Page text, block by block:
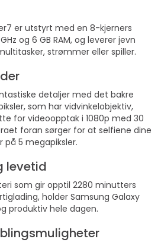
er utstyrt med en 8-kjerners
og 6 GB RAM, og leverer jevn
strømmer eller spiller.
detaljer med det bakre
som har vidvinkelobjektiv,
for videoopptak i 1080p med 30
foran sørger for at selfiene dine
på 5 megapiksler.
levetid
som gir opptil 2280 minutters
holder Samsung Galaxy
produktiv hele dagen.